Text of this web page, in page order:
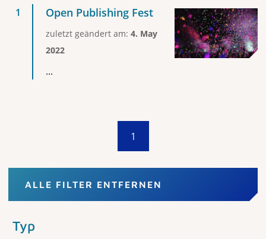
Open Publishing Fest
zuletzt geändert am: 4. May
2022
...
1
ALLE FILTER ENTFERNEN
Typ